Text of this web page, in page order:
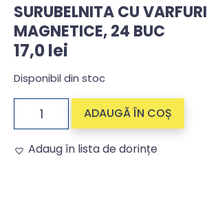
SURUBELNITA CU VARFURI
MAGNETICE, 24 BUC
17,0lei
Disponibil din stoc
ADAUGĂ ÎN COȘ
Adaug în lista de dorințe